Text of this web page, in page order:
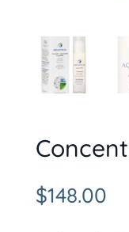
$148.00